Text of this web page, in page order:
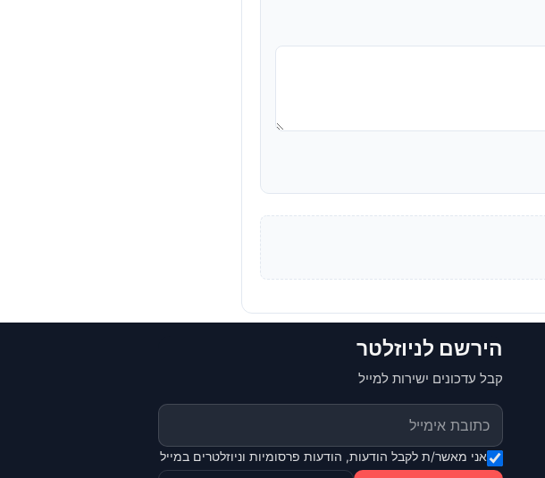
הירשם לניוזלטר
קבל עדכונים ישירות למייל
אני מאשר/ת לקבל הודעות, הודעות פרסומיות וניוזלטרים במייל